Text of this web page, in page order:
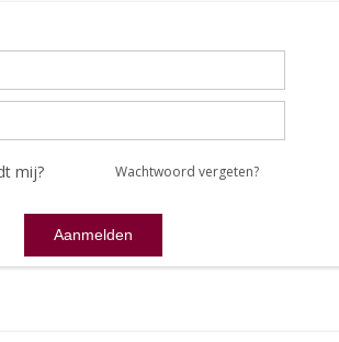
mij? Wachtwoord vergeten?